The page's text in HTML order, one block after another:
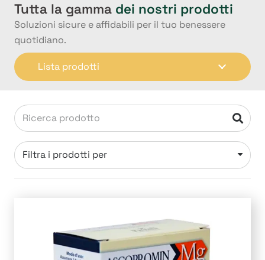
Tutta la gamma dei nostri prodotti
Soluzioni sicure e affidabili per il tuo benessere
quotidiano.
Lista prodotti